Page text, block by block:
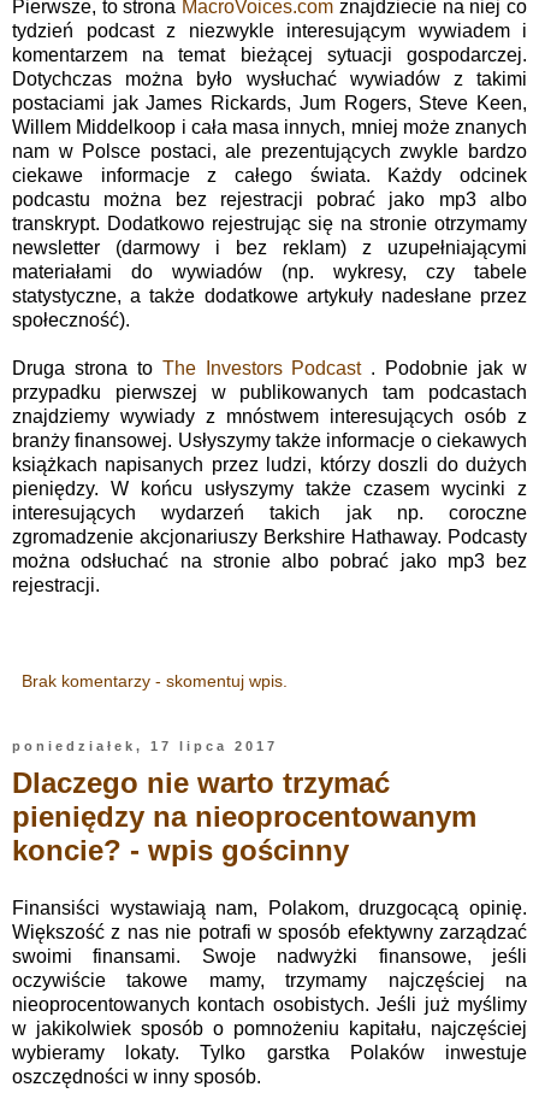
Pierwsze, to strona MacroVoices.com znajdziecie na niej co
tydzień podcast z niezwykle interesującym wywiadem i
komentarzem na temat bieżącej sytuacji gospodarczej.
Dotychczas można było wysłuchać wywiadów z takimi
postaciami jak James Rickards, Jum Rogers, Steve Keen,
Willem Middelkoop i cała masa innych, mniej może znanych
nam w Polsce postaci, ale prezentujących zwykle bardzo
ciekawe informacje z całego świata. Każdy odcinek
podcastu można bez rejestracji pobrać jako mp3 albo
transkrypt. Dodatkowo rejestrując się na stronie otrzymamy
newsletter (darmowy i bez reklam) z uzupełniającymi
materiałami do wywiadów (np. wykresy, czy tabele
statystyczne, a także dodatkowe artykuły nadesłane przez
społeczność).
Druga strona to The Investors Podcast . Podobnie jak w
przypadku pierwszej w publikowanych tam podcastach
znajdziemy wywiady z mnóstwem interesujących osób z
branży finansowej. Usłyszymy także informacje o ciekawych
książkach napisanych przez ludzi, którzy doszli do dużych
pieniędzy. W końcu usłyszymy także czasem wycinki z
interesujących wydarzeń takich jak np. coroczne
zgromadzenie akcjonariuszy Berkshire Hathaway. Podcasty
można odsłuchać na stronie albo pobrać jako mp3 bez
rejestracji.
Brak komentarzy - skomentuj wpis.
poniedziałek, 17 lipca 2017
Dlaczego nie warto trzymać
pieniędzy na nieoprocentowanym
koncie? - wpis gościnny
Finansiści wystawiają nam, Polakom, druzgocącą opinię.
Większość z nas nie potrafi w sposób efektywny zarządzać
swoimi finansami. Swoje nadwyżki finansowe, jeśli
oczywiście takowe mamy, trzymamy najczęściej na
nieoprocentowanych kontach osobistych. Jeśli już myślimy
w jakikolwiek sposób o pomnożeniu kapitału, najczęściej
wybieramy lokaty. Tylko garstka Polaków inwestuje
oszczędności w inny sposób.